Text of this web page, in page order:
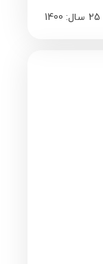
سال: 1400